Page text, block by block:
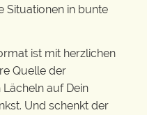
Situationen in bunte
ist mit herzlichen
Quelle der
auf Dein
Und schenkt der